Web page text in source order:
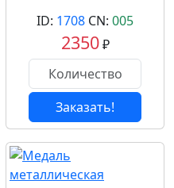
ID: 1708 CN: 005
2350₽
Заказать!